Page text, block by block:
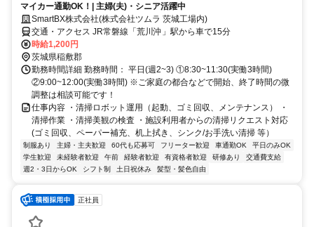
マイカー通勤OK！| 主婦(夫)・シニア活躍中
SmartBX株式会社(株式会社ツムラ 茨城工場内)
交通・アクセス JR常磐線「荒川沖」駅から車で15分
時給1,200円
茨城県稲敷郡
勤務時間詳細 勤務時間： 平日(週2~3) ①8:30~11:30(実働3時間)
②9:00~12:00(実働3時間) ※ご家庭の都合などで開始、終了時間の微
調整は相談可能です！
仕事内容 ・清掃ロボット運用（起動、ゴミ回収、メンテナンス） ・
清掃作業 ・清掃美観の検査 ・施設利用者からの清掃リクエスト対応
(ゴミ回収、ペーパー補充、机上拭き、シンク/お手洗い清掃 等）
制服あり 主婦・主夫歓迎 60代も応募可 フリーター歓迎 車通勤OK
平日のみOK
学生歓迎
未経験者歓迎 午前 経験者歓迎 有資格者歓迎 研修あり
交通費支給
週2・3日からOK
シフト制 土日祝休み 髪型・髪色自由
正社員